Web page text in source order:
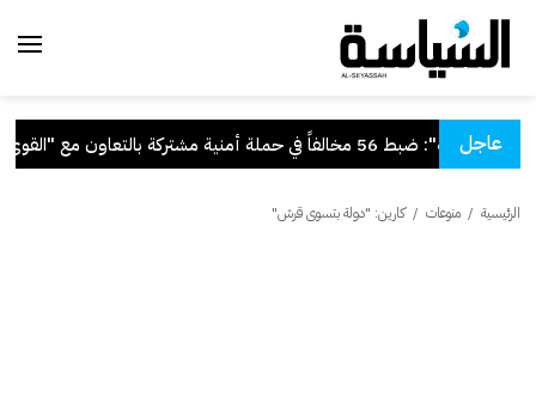
عاجل
"الداخلية": ضبط 56 مخالفاً في حملة أمنية مشتركة بالتعاون مع "القوى العاملة"
الرئيسية / منوعات /كارين: "دولة بتسوى قرش"